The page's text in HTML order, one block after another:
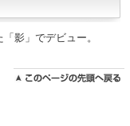
影」でデビュー。